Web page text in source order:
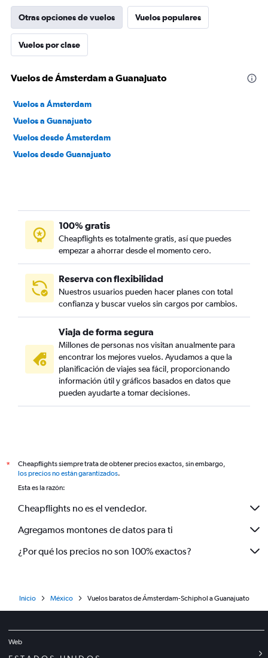
Otras opciones de vuelos Vuelos populares
Vuelos por clase
Vuelos de Ámsterdam a Guanajuato
Vuelos a Ámsterdam
Vuelos a Guanajuato
Vuelos desde Ámsterdam
Vuelos desde Guanajuato
100% gratis
Cheapflights es totalmente gratis, así que puedes
empezar a ahorrar desde el momento cero.
Reserva con flexibilidad
Nuestros usuarios pueden hacer planes con total
confianza y buscar vuelos sin cargos por cambios.
Viaja de forma segura
Millones de personas nos visitan anualmente para
encontrar los mejores vuelos. Ayudamos a que la
planificación de viajes sea fácil, proporcionando
información útil y gráficos basados en datos que
pueden ayudarte a tomar decisiones.
*
Cheapflights siempre trata de obtener precios exactos, sin embargo,
los precios no están garantizados.
Esta es la razón:
Cheapflights no es el vendedor.
Agregamos montones de datos para ti
¿Por qué los precios no son 100% exactos?
Inicio México Vuelos baratos de Ámsterdam-Schiphol a Guanajuato
Web